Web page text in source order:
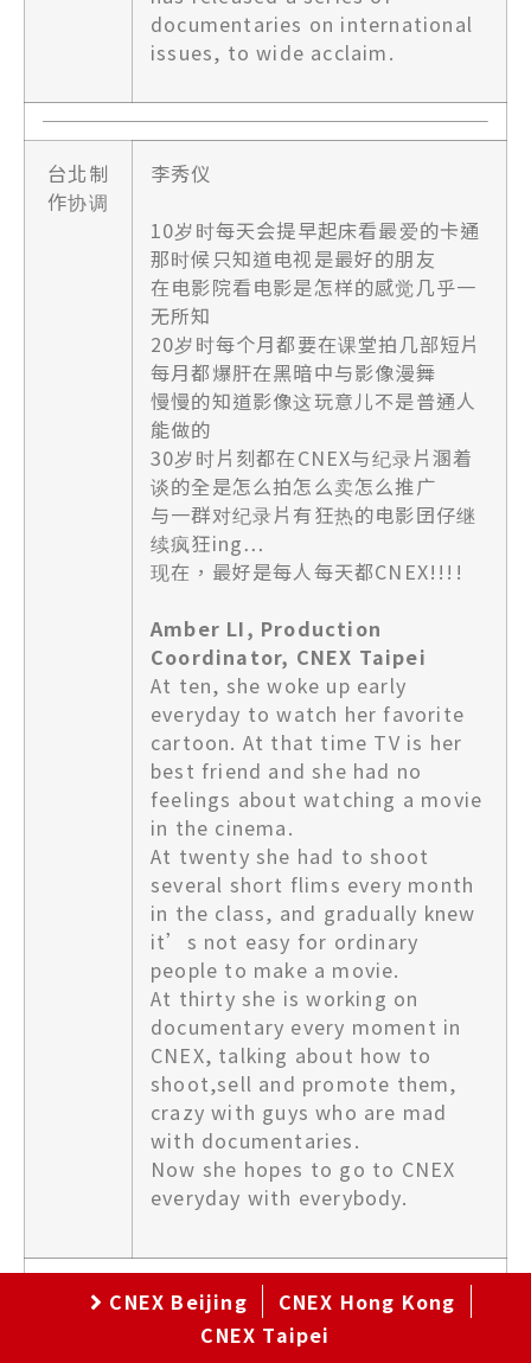
documentaries on international
issues, to wide acclaim.
台北制
作协调
李秀仪
10岁时每天会提早起床看最爱的卡通
那时候只知道电视是最好的朋友
在电影院看电影是怎样的感觉几乎一
无所知
20岁时每个月都要在课堂拍几部短片
每月都爆肝在黑暗中与影像漫舞
慢慢的知道影像这玩意儿不是普通人
能做的
30岁时片刻都在CNEX与纪录片溷着
谈的全是怎么拍怎么卖怎么推广
与一群对纪录片有狂热的电影囝仔继
续疯狂ing…
现在，最好是每人每天都CNEX!!!!
Amber LI, Production
Coordinator, CNEX Taipei
At ten, she woke up early
everyday to watch her favorite
cartoon. At that time TV is her
best friend and she had no
feelings about watching a movie
in the cinema.
At twenty she had to shoot
several short flims every month
in the class, and gradually knew
it’s not easy for ordinary
people to make a movie.
At thirty she is working on
documentary every moment in
CNEX, talking about how to
shoot,sell and promote them,
crazy with guys who are mad
with documentaries.
Now she hopes to go to CNEX
everyday with everybody.
CNEX Beijing
CNEX Hong Kong
CNEX Taipei